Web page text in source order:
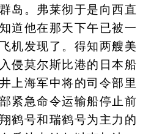
岛。弗莱彻于是向西直
道他在那天下午已被一
机发现了。得知两艘美
侵莫尔斯比港的日本船
上海军中将的司令部里
紧急命令运输船停止前
鹤号和瑞鹤号为主力的